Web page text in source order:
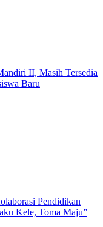
II, Masih Tersedia
Baru
Pendidikan
Kele, Toma Maju”